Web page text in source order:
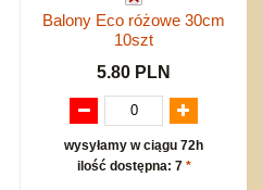
Balony Eco różowe 30cm
10szt
5.80 PLN
wysyłamy w ciągu 72h
ilość dostępna: 7 *